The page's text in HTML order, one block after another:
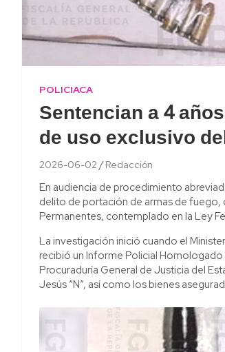
POLICIACA
Sentencian a 4
de uso exclusivo
2026-06-02 Redacción
En audiencia de procedimiento
delito de portación de armas de fuego,
Permanentes, contemplado en la Ley
La investigación inició cuando el
recibió un Informe Policial
Procuraduría General de Justicia del
Jesús “N”, así como los bienes